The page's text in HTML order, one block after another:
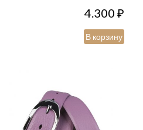
4.300₽
В корзину